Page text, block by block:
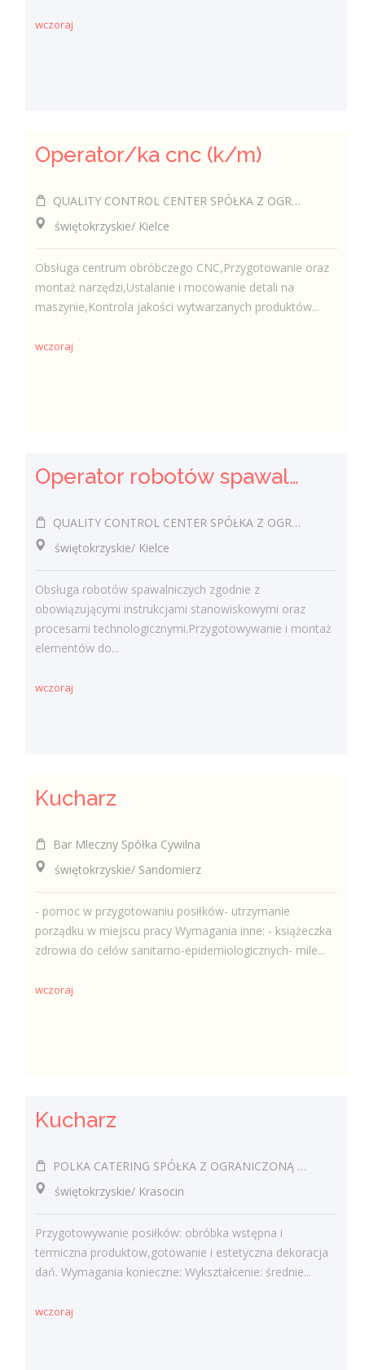
wczoraj
Operator/ka cnc (k/m)
QUALITY CONTROL CENTER SPÓŁKA Z OGRANICZONĄ ODPOWIEDZIALNOŚCIĄ
świętokrzyskie/ Kielce
Obsługa centrum obróbczego CNC,Przygotowanie oraz
montaż narzędzi,Ustalanie i mocowanie detali na
maszynie,Kontrola jakości wytwarzanych produktów...
wczoraj
Operator robotów spawalniczych (m/k)
QUALITY CONTROL CENTER SPÓŁKA Z OGRANICZONĄ ODPOWIEDZIALNOŚCIĄ
świętokrzyskie/ Kielce
Obsługa robotów spawalniczych zgodnie z
obowiązującymi instrukcjami stanowiskowymi oraz
procesami technologicznymi.Przygotowywanie i montaż
elementów do...
wczoraj
Kucharz
Bar Mleczny Spółka Cywilna
świętokrzyskie/ Sandomierz
- pomoc w przygotowaniu posiłków- utrzymanie
porządku w miejscu pracy Wymagania inne: - książeczka
zdrowia do celów sanitarno-epidemiologicznych- mile...
wczoraj
Kucharz
POLKA CATERING SPÓŁKA Z OGRANICZONĄ ODPOWIEDZIALNOŚCIĄ
świętokrzyskie/ Krasocin
Przygotowywanie posiłków: obróbka wstępna i
termiczna produktow,gotowanie i estetyczna dekoracja
dań. Wymagania konieczne: Wykształcenie: średnie...
wczoraj